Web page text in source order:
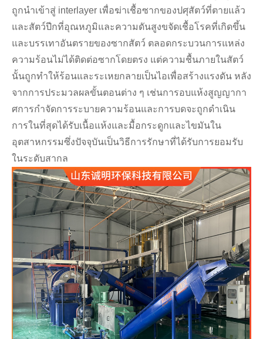
ถูกนำเข้าสู่ interlayer เพื่อฆ่าเชื้อซากของปศุสัตว์ที่ตายแล้ว
และสัตว์ปีกที่อุณหภูมิและความดันสูงขจัดเชื้อโรคที่เกิดขึ้น
และบรรเทาอันตรายของซากสัตว์ ตลอดกระบวนการแหล่ง
ความร้อนไม่ได้ติดต่อซากโดยตรง แต่ความชื้นภายในสัตว์
นั้นถูกทำให้ร้อนและระเหยกลายเป็นไอเพื่อสร้างแรงดัน หลัง
จากการประมวลผลขั้นตอนต่าง ๆ เช่นการอบแห้งสูญญากา
ศการกำจัดการระบายความร้อนและการบดจะถูกดำเนิน
การในที่สุดได้รับเนื้อแห้งและมื้อกระดูกและไขมันใน
อุตสาหกรรมซึ่งปัจจุบันเป็นวิธีการรักษาที่ได้รับการยอมรับ
ในระดับสากล